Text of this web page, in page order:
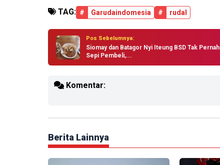
TAG: # Garudaindomesia # rudal
Pos Sebelumnya:
Siomay dan Batagor Nyi Iteung BSD Tak Pernah
Sepi Pembeli,...
Komentar:
Berita Lainnya